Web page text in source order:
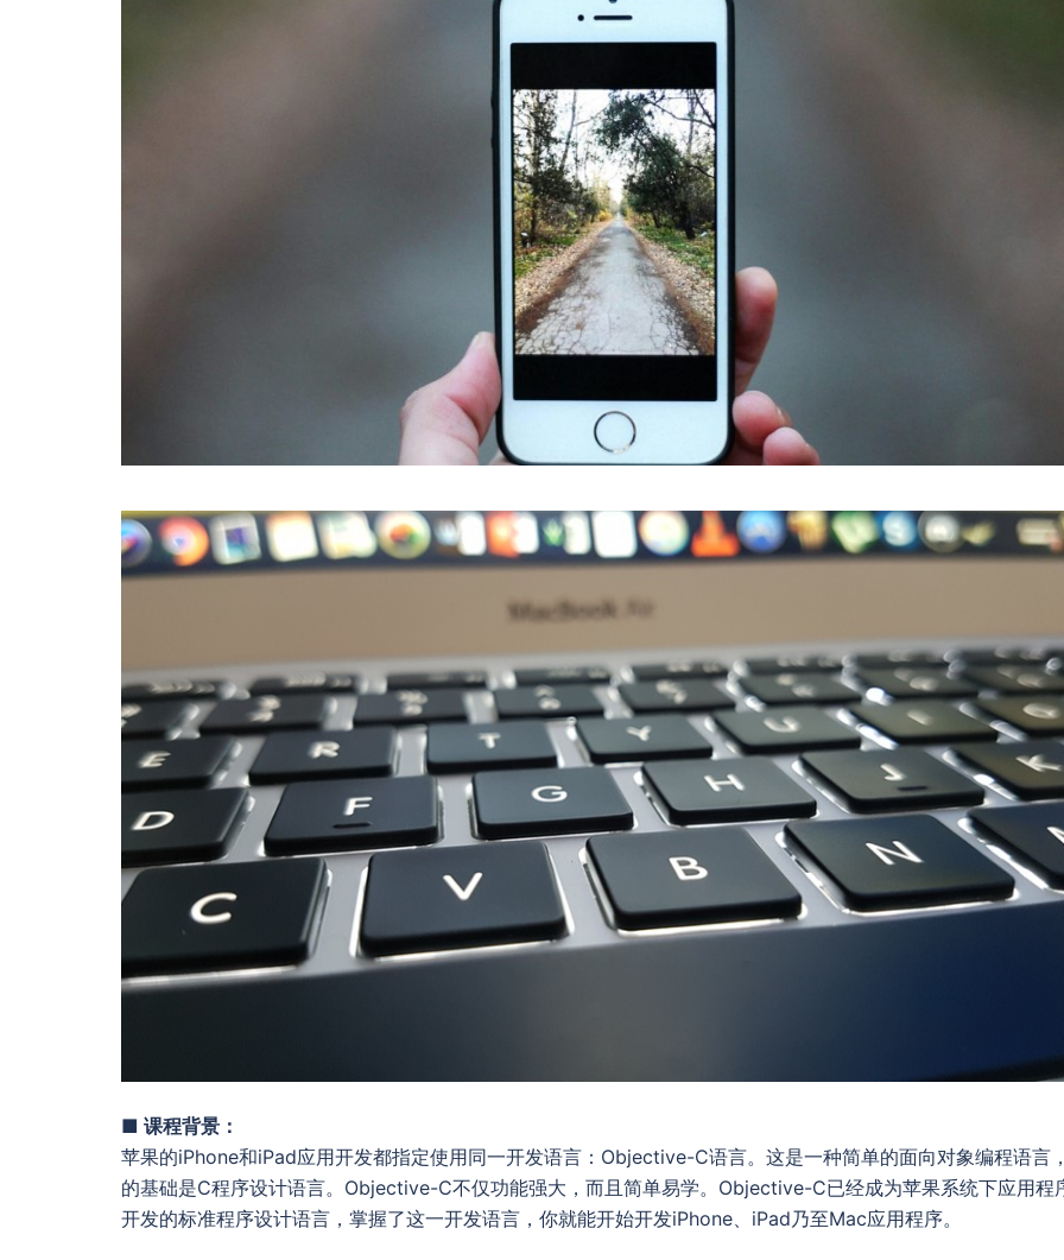
■ 课程背景：
苹果的iPhone和iPad应用开发都指定使用同一开发语言：Objective-C语言。这是一种简单的面向对象编程语言
的基础是C程序设计语言。Objective-C不仅功能强大，而且简单易学。Objective-C已经成为苹果系统下应用程
开发的标准程序设计语言，掌握了这一开发语言，你就能开始开发iPhone、iPad乃至Mac应用程序。